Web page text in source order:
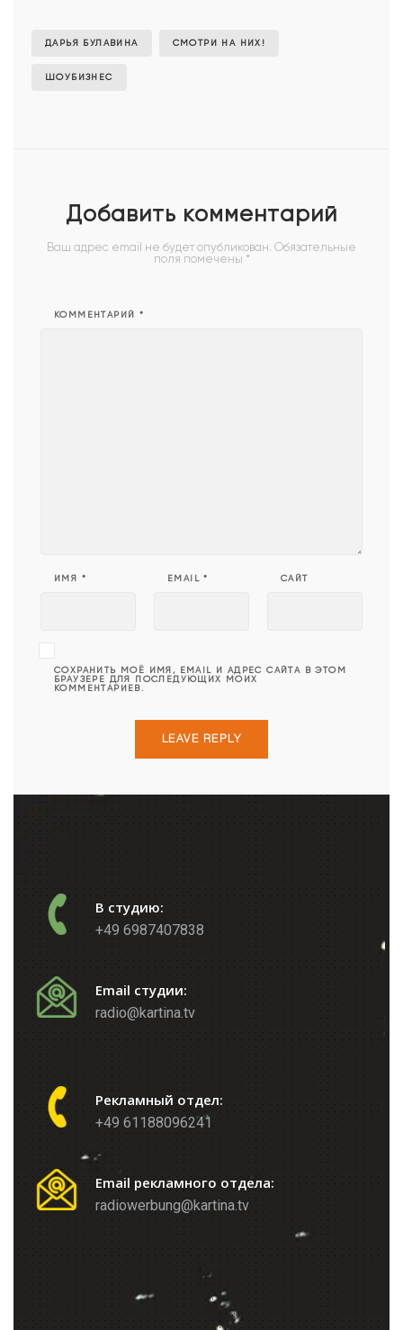
ДАРЬЯ БУЛАВИНА СМОТРИ НА НИХ!
ШОУБИЗНЕС
Добавить комментарий
Ваш адрес email не будет опубликован. Обязательные
поля помечены *
КОММЕНТАРИЙ *
ИМЯ * EMAIL* САЙТ
СОХРАНИТЬ МОЁ ИМЯ, EMAIL И АДРЕС САЙТА В ЭТОМ
БРАУЗЕРЕ ДЛЯ ПОСЛЕДУЮЩИХ МОИХ
КОММЕНТАРИЕВ.
В студию:
+49 6987407838
Email студии:
radio@kartina.tv
Рекламный отдел:
+49 61188096241
Email рекламного отдела:
radiowerbung@kartina.tv